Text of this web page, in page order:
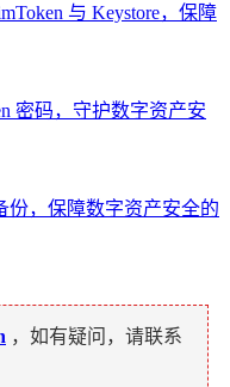
与 Keystore，保障
密码，守护数字资产安
份，保障数字资产安全的
，如有疑问，请联系